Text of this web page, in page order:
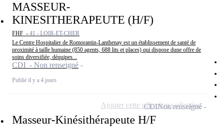
MASSEUR-
KINESITHERAPEUTE (H/F)
FHF - 41 - LOIR-ET-CHER
Le Centre Hospitalier de Romorantin-Lanthenay est un établissement de santé de
proximité à taille humaine (850 agents, 688 lits et places) qui dispose dune offre de
soins diversifiée, déquipes...
CDI - Non renseigné
Publié il y a 4 jours
Masseur-Kinésithérapeute H/F
CDINon renseigné
Ajouter cette offre à ma sélection